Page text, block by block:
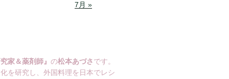
7月 »
家＆薬剤師』 の松本あづさです。
を研究し、外国料理を日本でレシ